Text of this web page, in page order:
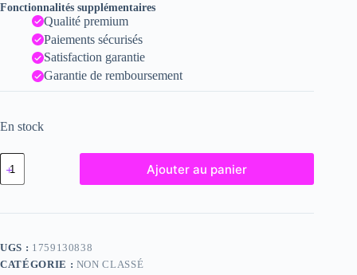
Fonctionnalités supplémentaires
Qualité premium
Paiements sécurisés
Satisfaction garantie
Garantie de remboursement
En stock
quantité
de
Susan,
2024
x
20
Ajouter au panier
UGS : 1759130838
CATÉGORIE : NON CLASSÉ